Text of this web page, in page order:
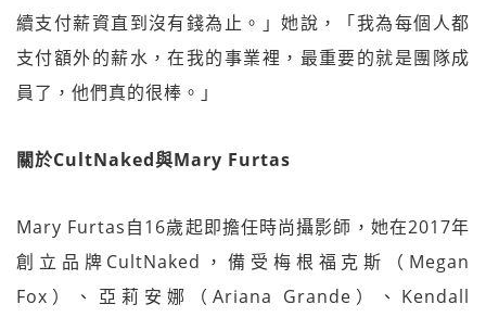
續支付薪資直到沒有錢為止。」她說，「我為每個人都
支付額外的薪水，在我的事業裡，最重要的就是團隊成
員了，他們真的很棒。」
關於CultNaked與Mary Furtas
Mary Furtas自16歲起即擔任時尚攝影師，她在2017年
創立品牌CultNaked，備受梅根福克斯（Megan
Fox）、亞莉安娜（Ariana Grande）、Kendall